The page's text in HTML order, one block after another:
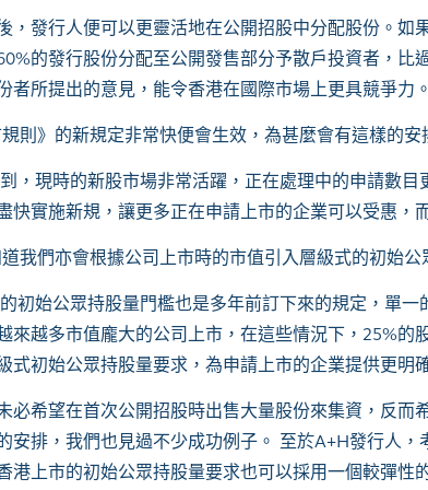
，發行人便可以更靈活地在公開招股中分配股份。如
的發行股份分配至公開發售部分予散戶投資者，
者所提出的意見，能令香港在國際市場上更具競爭力。
則》的新規定非常快便會生效，為甚麼會有這樣的安
，現時的新股市場非常活躍，正在處理中的申請數
快實施新規，讓更多正在申請上市的企業可以受惠，
我們亦會根據公司上市時的市值引入層級式的初始
初始公眾持股量門檻也是多年前訂下來的規定，單
來越多市值龐大的公司上市，在這些情況下，25%
式初始公眾持股量要求，為申請上市的企業提供更明
必希望在首次公開招股時出售大量股份來集資，反而
安排，我們也見過不少成功例子。 至於A+H發行人
港上市的初始公眾持股量要求也可以採用一個較彈性